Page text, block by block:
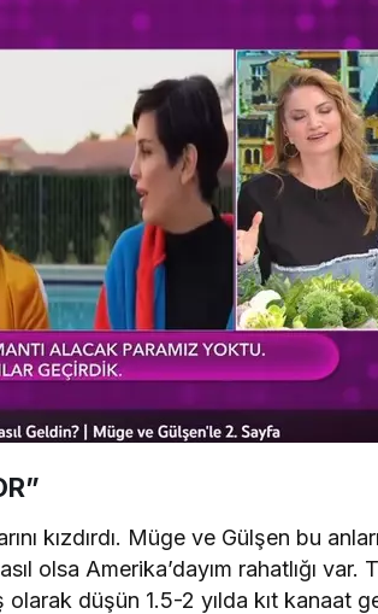
kızdırdı. Müge ve Gülşen bu
olsa Amerika’dayım rahatlığı var.
düşün 1.5-2 yılda kıt kanaat